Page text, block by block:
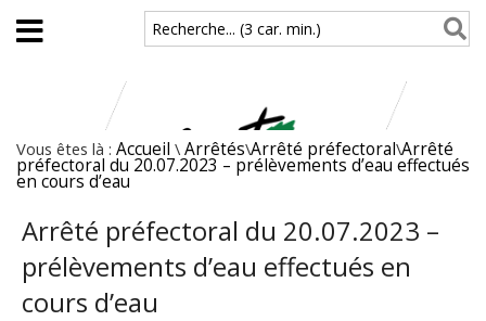
Aller au contenu principal
Recherche... (3 car. min.)
Vous êtes là : Accueil \ Arrêtés\Arrêté préfectoral\Arrêté
préfectoral du 20.07.2023 – prélèvements d’eau effectués
en cours d’eau
Arrêté préfectoral du 20.07.2023 –
prélèvements d’eau effectués en
cours d’eau